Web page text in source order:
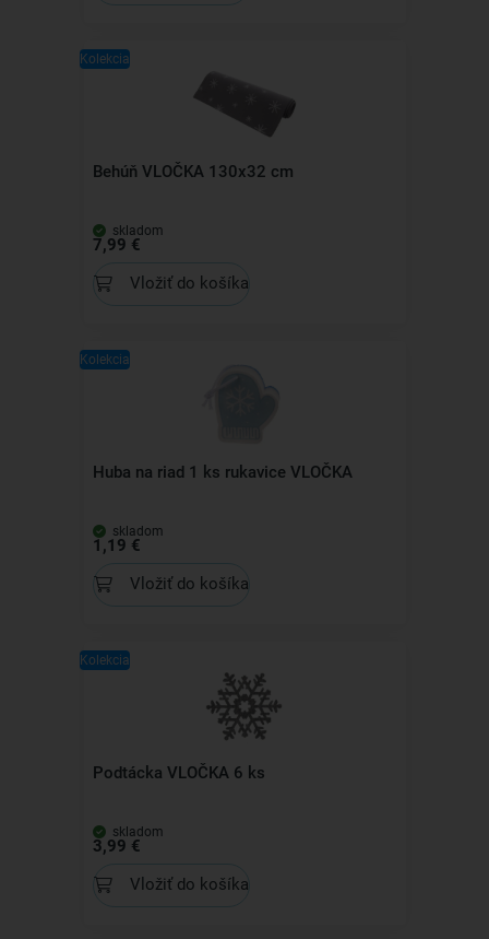
Kolekcia
Behúň VLOČKA 130x32 cm
skladom
7,99 €
Vložiť do košíka
Kolekcia
Huba na riad 1 ks rukavice VLOČKA
skladom
1,19 €
Vložiť do košíka
Kolekcia
Podtácka VLOČKA 6 ks
skladom
3,99 €
Vložiť do košíka